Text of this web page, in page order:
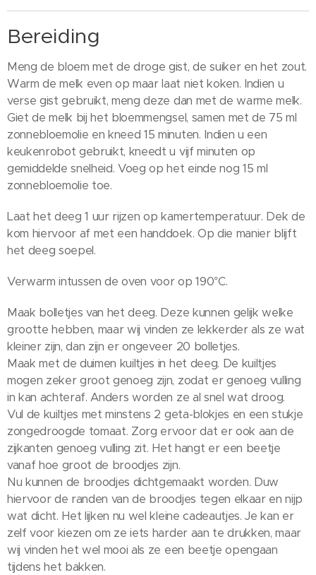
Bereiding
Meng de bloem met de droge gist, de suiker en het zout.
Warm de melk even op maar laat niet koken. Indien u
verse gist gebruikt, meng deze dan met de warme melk.
Giet de melk bij het bloemmengsel, samen met de 75 ml
zonnebloemolie en kneed 15 minuten. Indien u een
keukenrobot gebruikt, kneedt u vijf minuten op
gemiddelde snelheid. Voeg op het einde nog 15 ml
zonnebloemolie toe.
Laat het deeg 1 uur rijzen op kamertemperatuur. Dek de
kom hiervoor af met een handdoek. Op die manier blijft
het deeg soepel.
Verwarm intussen de oven voor op 190°C.
Maak bolletjes van het deeg. Deze kunnen gelijk welke
grootte hebben, maar wij vinden ze lekkerder als ze wat
kleiner zijn, dan zijn er ongeveer 20 bolletjes.
Maak met de duimen kuiltjes in het deeg. De kuiltjes
mogen zeker groot genoeg zijn, zodat er genoeg vulling
in kan achteraf. Anders worden ze al snel wat droog.
Vul de kuiltjes met minstens 2 geta-blokjes en een stukje
zongedroogde tomaat. Zorg ervoor dat er ook aan de
zijkanten genoeg vulling zit. Het hangt er een beetje
vanaf hoe groot de broodjes zijn.
Nu kunnen de broodjes dichtgemaakt worden. Duw
hiervoor de randen van de broodjes tegen elkaar en nijp
wat dicht. Het lijken nu wel kleine cadeautjes. Je kan er
zelf voor kiezen om ze iets harder aan te drukken, maar
wij vinden het wel mooi als ze een beetje opengaan
tijdens het bakken.